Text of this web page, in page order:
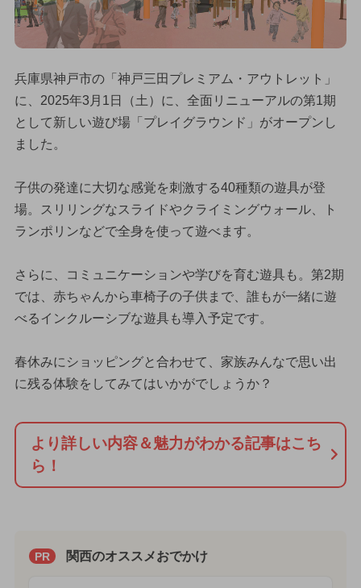
兵庫県神戸市の「神戸三田プレミアム・アウトレット」
に、2025年3月1日（土）に、全面リニューアルの第1期
として新しい遊び場「プレイグラウンド」がオープンし
ました。
子供の発達に大切な感覚を刺激する40種類の遊具が登
場。スリリングなスライドやクライミングウォール、ト
ランポリンなどで全身を使って遊べます。
さらに、コミュニケーションや学びを育む遊具も。第2期
では、赤ちゃんから車椅子の子供まで、誰もが一緒に遊
べるインクルーシブな遊具も導入予定です。
春休みにショッピングと合わせて、家族みんなで思い出
に残る体験をしてみてはいかがでしょうか？
より詳しい内容＆魅力がわかる記事はこち
ら！
PR 関西のオススメおでかけ